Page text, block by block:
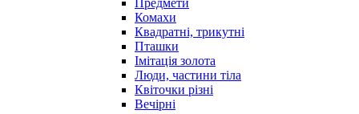
Комахи
Квадратні, трикутні
Пташки
Імітація золота
Люди, частини тіла
Квіточки різні
Вечірні